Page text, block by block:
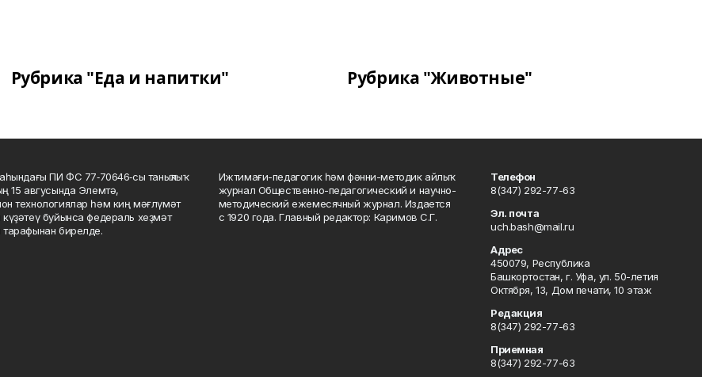
Рубрика "Еда и напитки" Рубрика "Животные"
ПИ ФС 77‑70646‑сы таныҡлыҡ
15 авгусында Элемтә,
технологиялар һәм киң мәғлүмәт
буйынса федераль хеҙмәт
бирелде.
Ижтимағи-педагогик һәм фәнни-методик айлыҡ
журнал Общественно-педагогический и научно-
методический ежемесячный журнал. Издается
с 1920 года. Главный редактор: Каримов С.Г.
Телефон
8(347) 292-77-63
Эл. почта
uch.bash@mail.ru
Адрес
450079, Республика
Башкортостан, г. Уфа, ул. 50-летия
Октября, 13, Дом печати, 10 этаж
Редакция
8(347) 292-77-63
Приемная
8(347) 292-77-63